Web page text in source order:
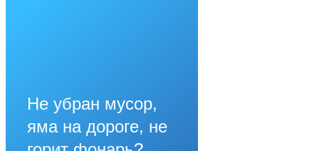
Не убран мусор,
яма на дороге, не